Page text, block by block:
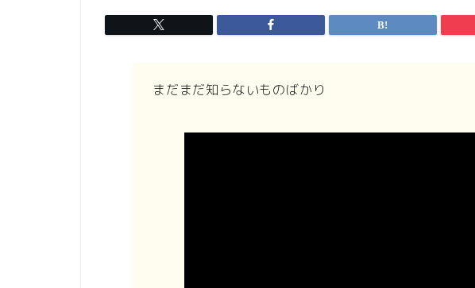
まだまだ知らないものばかり